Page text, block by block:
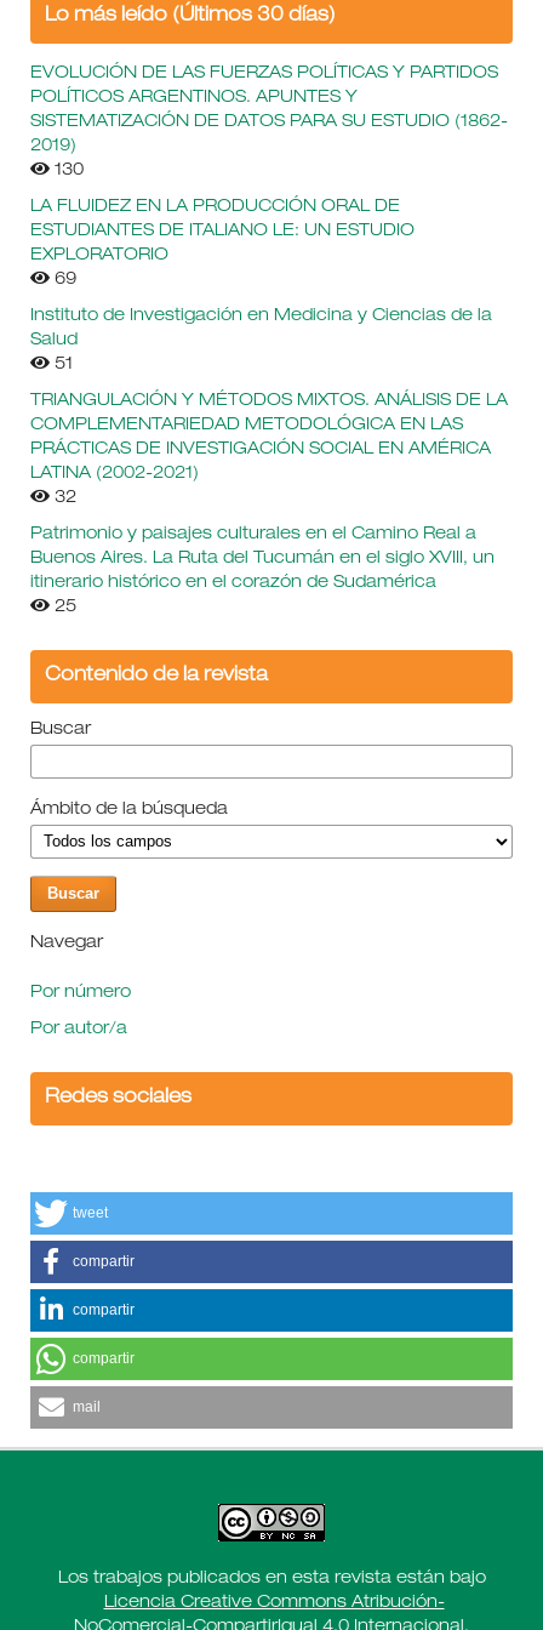
Lo más leído (Últimos 30 días)
EVOLUCIÓN DE LAS FUERZAS POLÍTICAS Y PARTIDOS
POLÍTICOS ARGENTINOS. APUNTES Y
SISTEMATIZACIÓN DE DATOS PARA SU ESTUDIO (1862-
2019)
130
LA FLUIDEZ EN LA PRODUCCIÓN ORAL DE
ESTUDIANTES DE ITALIANO LE: UN ESTUDIO
EXPLORATORIO
69
Instituto de Investigación en Medicina y Ciencias de la
Salud
51
TRIANGULACIÓN Y MÉTODOS MIXTOS. ANÁLISIS DE LA
COMPLEMENTARIEDAD METODOLÓGICA EN LAS
PRÁCTICAS DE INVESTIGACIÓN SOCIAL EN AMÉRICA
LATINA (2002-2021)
32
Patrimonio y paisajes culturales en el Camino Real a
Buenos Aires. La Ruta del Tucumán en el siglo XVIII, un
itinerario histórico en el corazón de Sudamérica
25
Contenido de la revista
Buscar
Ámbito de la búsqueda
Navegar
Por número
Por autor/a
Redes sociales
tweet
compartir
compartir
compartir
mail
Los trabajos publicados en esta revista están bajo
Licencia Creative Commons Atribución-